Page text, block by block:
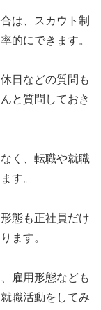
は、スカウト制
的にできます。
日などの質問も
と質問しておき
く、転職や就職
す。
態も正社員だけ
ます。
雇用形態なども
職活動をしてみ